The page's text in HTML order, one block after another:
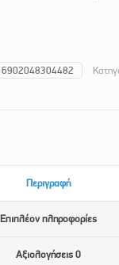
6902048304482
Περιγραφή
Επιπλέον πληροφορίες
Αξιολογήσεις 0